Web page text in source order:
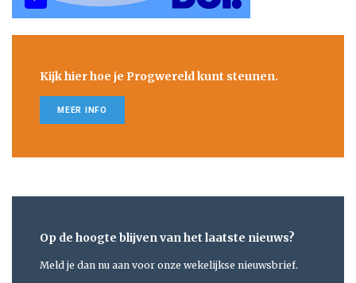
Kijk hier hoe je Progwereld kunt steunen.
MEER INFO
Op de hoogte blijven van het laatste nieuws?
Meld je dan nu aan voor onze wekelijkse nieuwsbrief.